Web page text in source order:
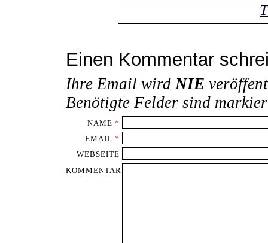
Einen Kommentar
Ihre Email wird NIE
Benötigte Felder sind
NAME *
EMAIL *
WEBSEITE
KOMMENTAR